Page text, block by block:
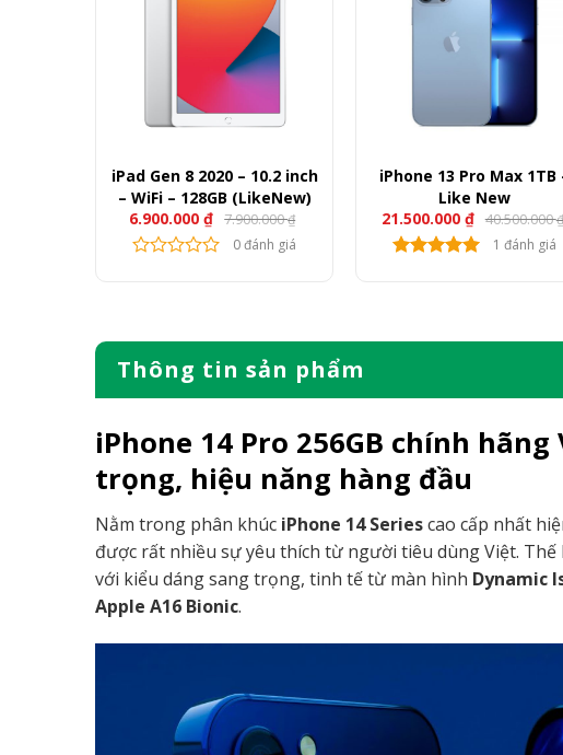
iPad Gen 8 2020 – 10.2 inch
– WiFi – 128GB (LikeNew)
7.900.000₫
Giá
gốc
là:
6.900.000₫ Giá
hiện
tại 0 đánh giá
iPhone 13 Pro Max 1TB
Like New
21.500.000 ₫ 40.500.000₫
1 đánh giá
Thông tin sản phẩm
iPhone 14 Pro 256GB chính
trọng, hiệu năng hàng đầu
Nằm trong phân khúc iPhone 14 Seriescao cấp nhất
được rất nhiều sự yêu thích từ người tiêu dùng Việt.
với kiểu dáng sang trọng, tinh tế từ màn hình Dynamic
Apple A16 Bionic.